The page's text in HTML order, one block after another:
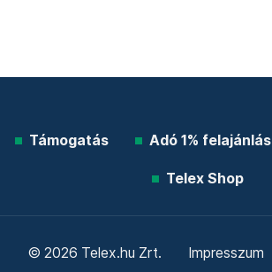
Támogatás Adó 1% felajánlás
Telex Shop
© 2026 Telex.hu Zrt. Impresszum